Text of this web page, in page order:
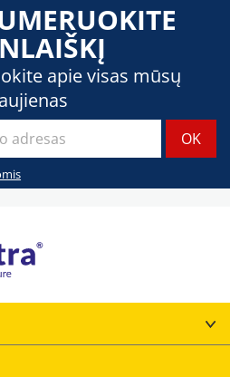
apie visas mūsų